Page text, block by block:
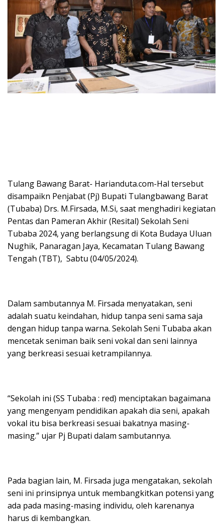
Tulang Bawang Barat- Harianduta.com-Hal tersebut
disampaikn Penjabat (Pj) Bupati Tulangbawang Barat
(Tubaba) Drs. M.Firsada, M.Si, saat menghadiri kegiatan
Pentas dan Pameran Akhir (Resital) Sekolah Seni
Tubaba 2024, yang berlangsung di Kota Budaya Uluan
Nughik, Panaragan Jaya, Kecamatan Tulang Bawang
Tengah (TBT), Sabtu (04/05/2024).
Dalam sambutannya M. Firsada menyatakan, seni
adalah suatu keindahan, hidup tanpa seni sama saja
dengan hidup tanpa warna. Sekolah Seni Tubaba akan
mencetak seniman baik seni vokal dan seni lainnya
yang berkreasi sesuai ketrampilannya.
“Sekolah ini (SS Tubaba : red) menciptakan bagaimana
yang mengenyam pendidikan apakah dia seni, apakah
vokal itu bisa berkreasi sesuai bakatnya masing-
masing.” ujar Pj Bupati dalam sambutannya.
Pada bagian lain, M. Firsada juga mengatakan, sekolah
seni ini prinsipnya untuk membangkitkan potensi yang
ada pada masing-masing individu, oleh karenanya
harus di kembangkan.